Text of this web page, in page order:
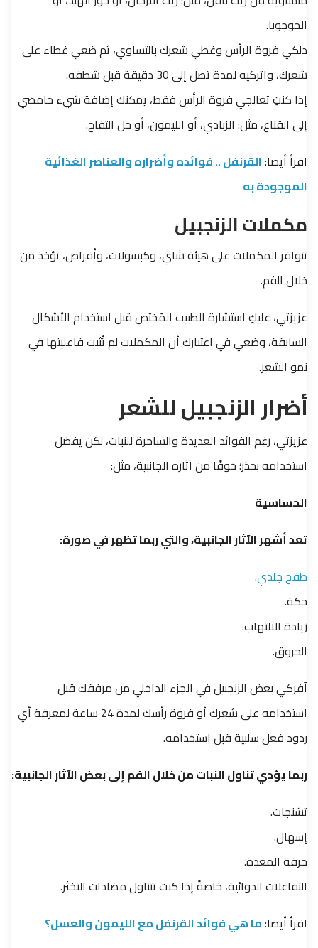
الجوجوبا.
دلكي فروة الرأس وغطي شعرك بالتساوي، ثم ضعي غطاء على
شعرك، واتركيه لمدة تصل إلى 30 دقيقة قبل شطفه.
إذا كنتِ تعالجي فروة الرأس فقط، يمكنك إضافة شيء حامضي
إلى القناع، مثل: الزبادي، أو الليمون، أو خل التفاح.
اقرأ أيضا:القرنفل .. فوائده وأضراره والعناصر الغذائية
الموجودة به
مكملات الزنجبيل
تتوافر المكملات على هيئة شاي، وكبسولات، وأقراص، تؤخذ من
خلال الفم.
عزيزتي، عليكِ استشارة الطبيب المُختص قبل استخدام الأشكال
السابقة، وضعي في اعتبارك أن المكملات لم تُثبت فاعليتها في
نمو الشعر.
أضرار الزنجبيل للشعر
عزيزتي، رغم الفوائد العديدة والساحرة للنبات، لكن يفضل
استخدامه بحذر؛ خوفًا من آثاره الجانبية، مثل:
الحساسية
تعد أشهر الآثار الجانبية، والتي ربما تظهر في صورة:
طفح جلدي.
حكة.
زيادة الالتهاب.
الحروق.
اُفركي بعض الزنجبيل في الجزء الداخلي من مرفقك قبل
استخدامه على شعرك أو فروة رأسك لمدة 24 ساعة لمعرفة أي
ردود فعل سلبية قبل استخدامه.
ربما يؤدي تناول النبات من خلال الفم إلى بعض الآثار الجانبية:
تشنجات.
إسهال.
حرقة المعدة.
التفاعلات الدوائية، خاصةً إذا كنت تتناول مضادات التخثر.
اقرأ أيضا:ما هي فوائد القرنفل مع الليمون والعسل؟